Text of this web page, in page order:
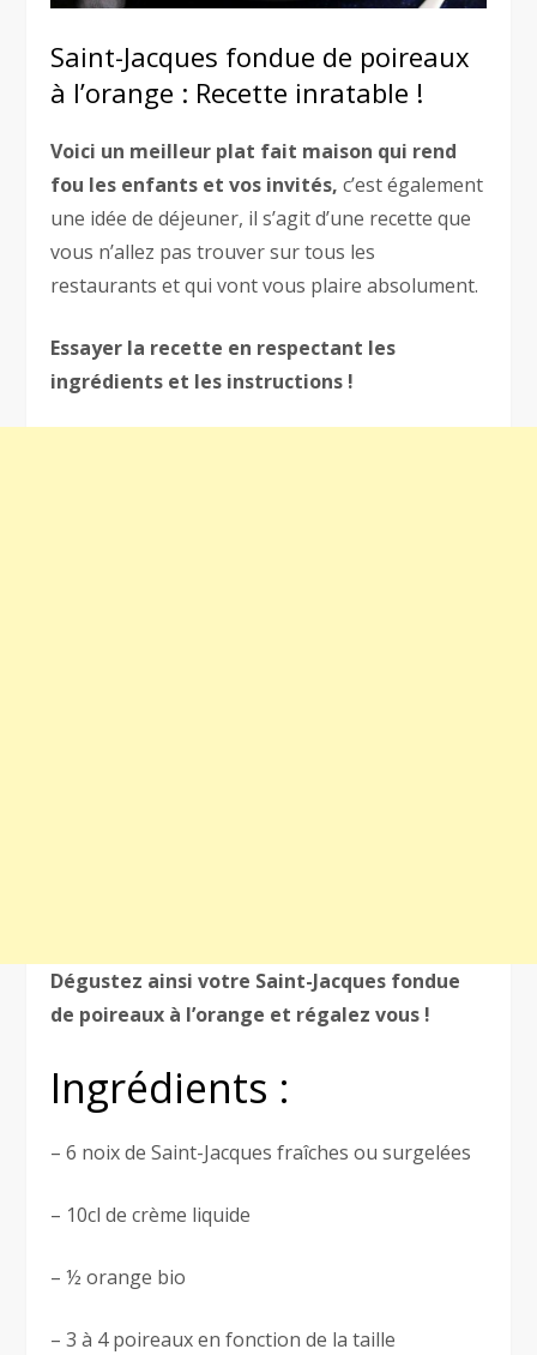
Saint-Jacques fondue de poireaux
à l’orange : Recette inratable !
Voici un meilleur plat fait maison qui rend
fou les enfants et vos invités, c’est également
une idée de déjeuner, il s’agit d’une recette que
vous n’allez pas trouver sur tous les
restaurants et qui vont vous plaire absolument.
Essayer la recette en respectant les
ingrédients et les instructions !
Dégustez ainsi votre Saint-Jacques fondue
de poireaux à l’orange et régalez vous !
Ingrédients :
– 6 noix de Saint-Jacques fraîches ou surgelées
– 10cl de crème liquide
– ½ orange bio
– 3 à 4 poireaux en fonction de la taille